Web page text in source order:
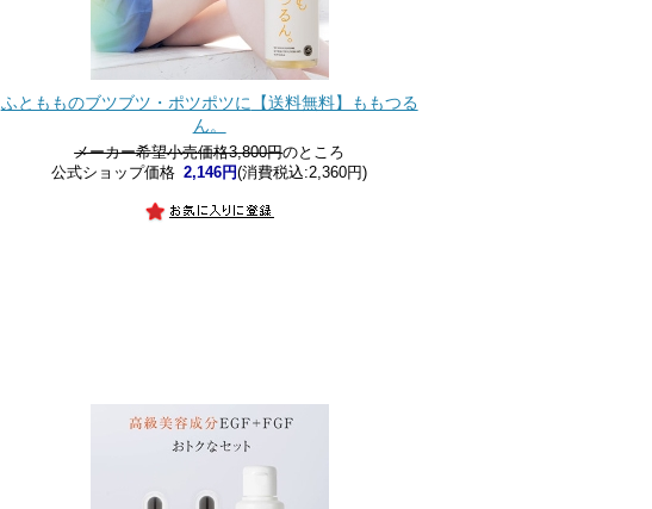
ふともものブツブツ・ポツポツに
【送料無料】ももつる
ん。
メーカー希望小売価格3,800円のところ
公式ショップ価格 2,146円(消費税込:2,360円)